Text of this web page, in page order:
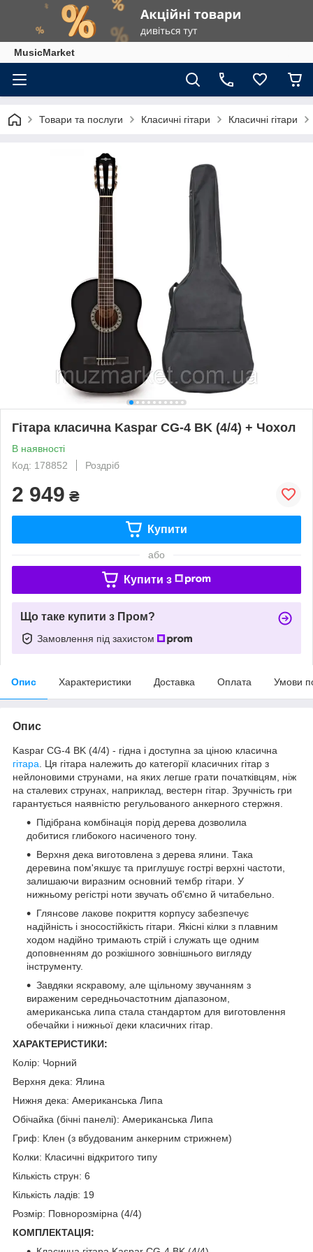
MusicMarket
Товари та послуги Класичні гітари Класичні гітари
Гітара класична Kaspar CG-4 BK (4/4) + Чохол
В наявності
Код: 178852
Роздріб
2 949 ₴
Купити
або
Купити з
Що таке купити з Пром?
Замовлення під захистом
Опис Характеристики Доставка Оплата Умови
Опис
Kaspar CG-4 BK (4/4) - гідна і доступна за ціною класична
гітара . Ця гітара належить до категорії класичних гітар з
нейлоновими струнами, на яких легше грати початківцям, ніж
на сталевих струнах, наприклад, вестерн гітар. Зручність гри
гарантується наявністю регульованого анкерного стержня.
Підібрана комбінація порід дерева дозволила
добитися глибокого насиченого тону.
Верхня дека виготовлена з дерева ялини. Така
деревина пом'якшує та приглушує гострі верхні частоти,
залишаючи виразним основний тембр гітари. У
нижньому регістрі ноти звучать об'ємно й читабельно.
Глянсове лакове покриття корпусу забезпечує
надійність і зносостійкість гітари. Якісні кілки з плавним
ходом надійно тримають стрій і служать ще одним
доповненням до розкішного зовнішнього вигляду
інструменту.
Завдяки яскравому, але щільному звучанням з
вираженим середньочастотним діапазоном,
американська липа стала стандартом для виготовлення
обечайки і нижньої деки класичних гітар.
ХАРАКТЕРИСТИКИ:
Колір: Чорний
Верхня дека: Ялина
Нижня дека: Американська Липа
Обічайка (бічні панелі): Американська Липа
Гриф: Клен (з вбудованим анкерним стрижнем)
Колки: Класичні відкритого типу
Кількість струн: 6
Кількість ладів: 19
Розмір: Повнорозмірна (4/4)
КОМПЛЕКТАЦІЯ: